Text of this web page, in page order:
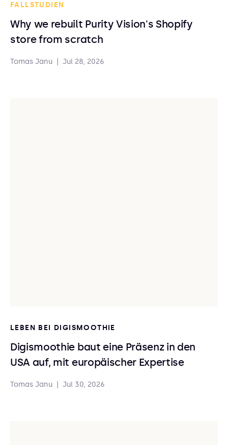
FALLSTUDIEN
Why we rebuilt Purity Vision's Shopify
store from scratch
Tomas Janu Jul 28, 2026
LEBEN BEI DIGISMOOTHIE
Digismoothie baut eine Präsenz in den
USA auf, mit europäischer Expertise
Tomas Janu Jul 30, 2026